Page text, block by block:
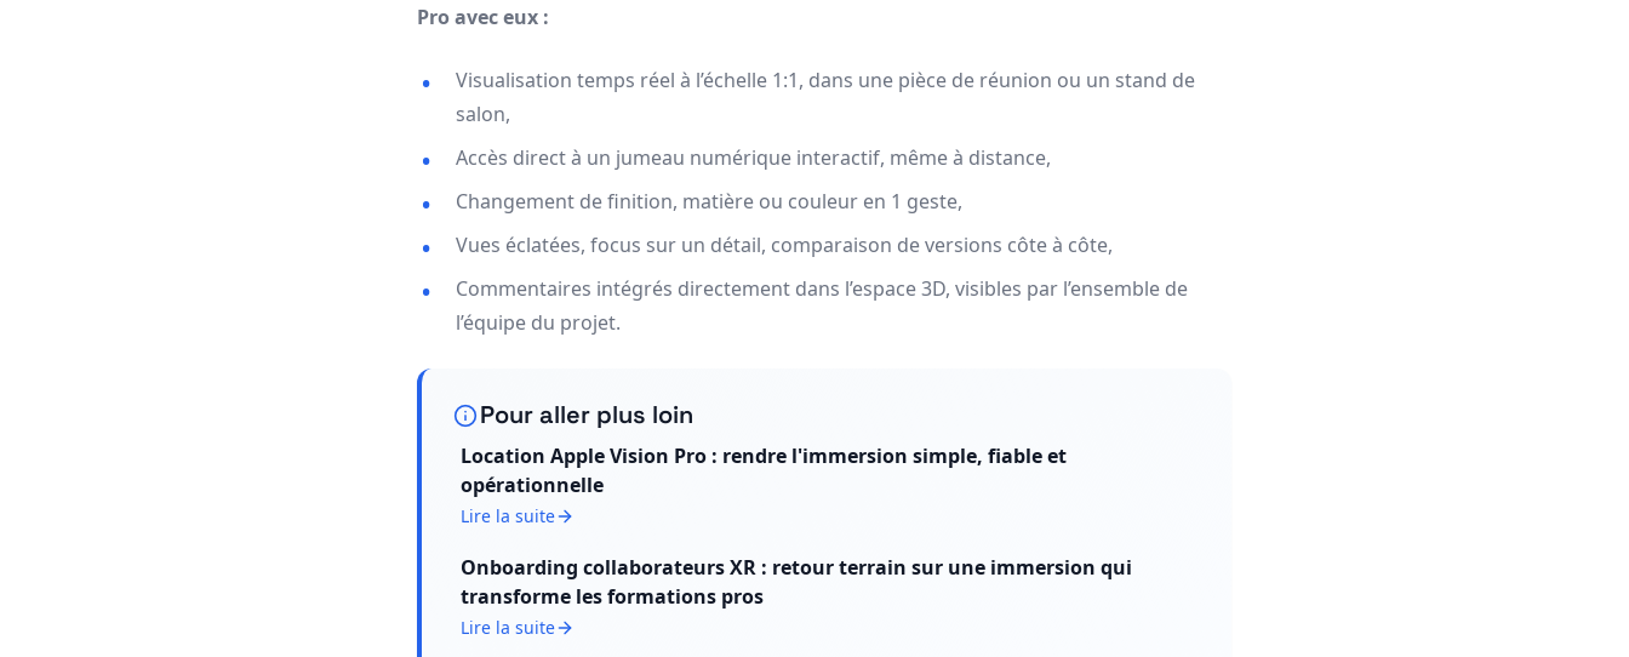
Pro avec eux :
Visualisation temps réel à l’échelle 1:1, dans une pièce de réunion ou un stand de
salon,
Accès direct à un jumeau numérique interactif, même à distance,
Changement de finition, matière ou couleur en 1 geste,
Vues éclatées, focus sur un détail, comparaison de versions côte à côte,
Commentaires intégrés directement dans l’espace 3D, visibles par l’ensemble de
l’équipe du projet.
Pour aller plus loin
Location Apple Vision Pro : rendre l'immersion simple, fiable et
opérationnelle
Lire la suite
Onboarding collaborateurs XR : retour terrain sur une immersion qui
transforme les formations pros
Lire la suite